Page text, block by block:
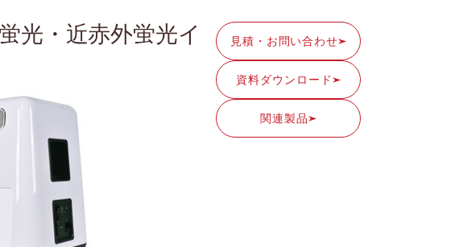
光・近赤外蛍光イ
見積・ お問い合わせ
資料ダウンロード
関連製品